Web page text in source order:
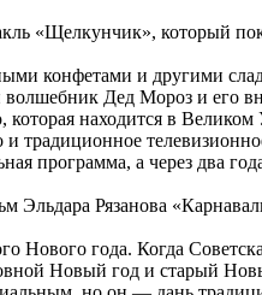
«Щелкунчик», который
конфетами и другими
Дед Мороз и его
находится в Великом
традиционное
программа, а через два
Эльдара Рязанова
Нового года. Когда
Новый год и старый